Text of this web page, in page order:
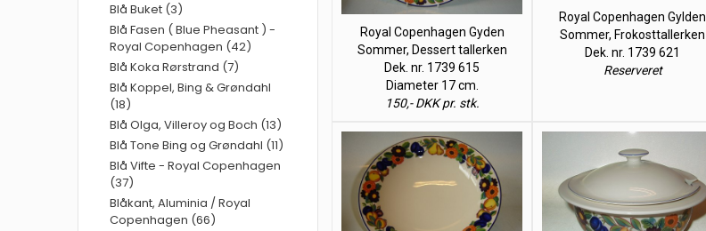
Royal Copenhagen Gyden
Sommer, Dessert tallerken
Dek. nr. 1739 615
Diameter 17 cm.
150,- DKK pr. stk.
Royal Copenhagen Gylden
Sommer, Frokosttallerken
Dek. nr. 1739 621
Reserveret
Blå Buket (3)
Blå Fasen ( Blue Pheasant ) -
Royal Copenhagen (42)
Blå Koka Rørstrand (7)
Blå Koppel, Bing & Grøndahl
(18)
Blå Olga, Villeroy og Boch (13)
Blå Tone Bing og Grøndahl (11)
Blå Vifte - Royal Copenhagen
(37)
Blåkant, Aluminia / Royal
Copenhagen (66)